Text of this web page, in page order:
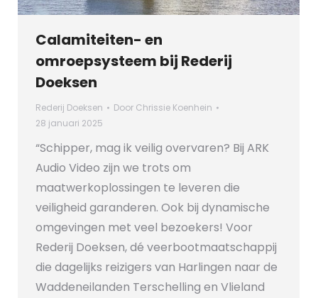
Calamiteiten- en
omroepsysteem bij Rederij
Doeksen
Rederij Doeksen Door Chrissie Koenhein
28 januari 2025
“Schipper, mag ik veilig overvaren? Bij ARK
Audio Video zijn we trots om
maatwerkoplossingen te leveren die
veiligheid garanderen. Ook bij dynamische
omgevingen met veel bezoekers! Voor
Rederij Doeksen, dé veerbootmaatschappij
die dagelijks reizigers van Harlingen naar de
Waddeneilanden Terschelling en Vlieland